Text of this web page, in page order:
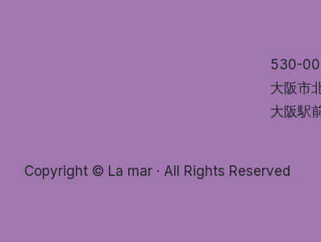
530-
大阪市
大阪駅
Copyright © La mar · All Rights Reserved